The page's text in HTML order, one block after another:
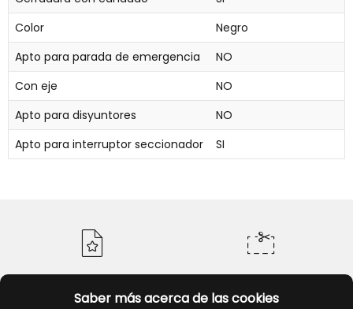
Saber más acerca de las cookies
Color
Negro
Apto para parada de emergencia
NO
Con eje
NO
Apto para disyuntores
NO
Apto para interruptor seccionador
SI
Calidad y precio Descuentos